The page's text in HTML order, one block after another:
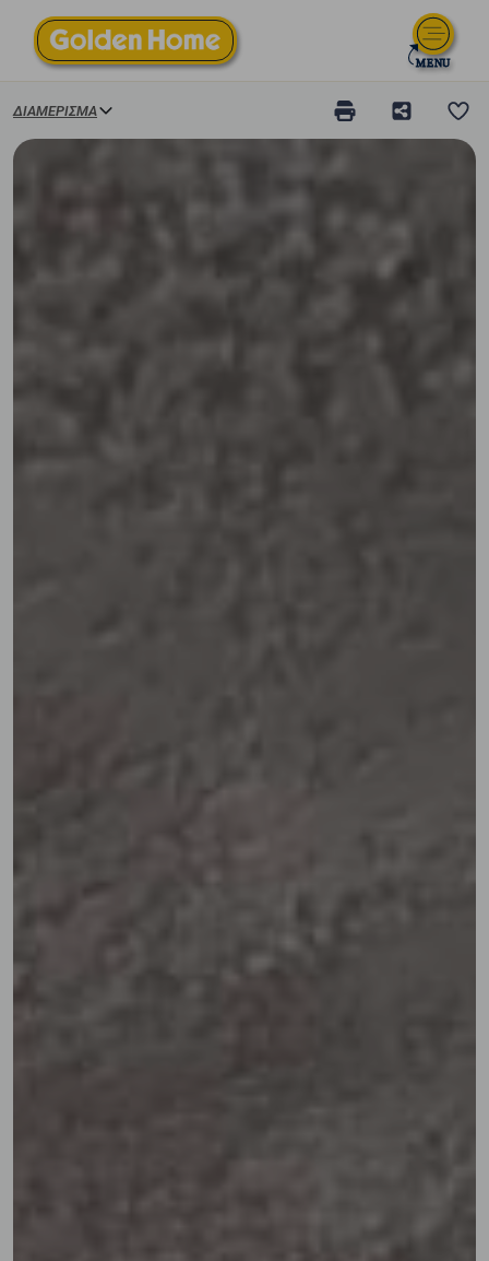
ΔΙΑΜΈΡΙΣΜΑ